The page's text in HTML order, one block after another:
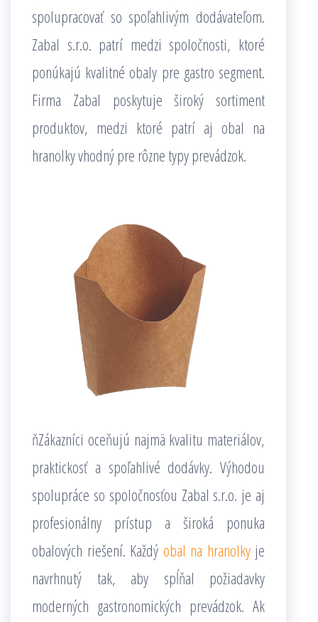
spolupracovať so spoľahlivým dodávateľom.
Zabal s.r.o. patrí medzi spoločnosti, ktoré
ponúkajú kvalitné obaly pre gastro segment.
Firma Zabal poskytuje široký sortiment
produktov, medzi ktoré patrí aj obal na
hranolky vhodný pre rôzne typy prevádzok.
ňZákazníci oceňujú najmä kvalitu materiálov,
praktickosť a spoľahlivé dodávky. Výhodou
spolupráce so spoločnosťou Zabal s.r.o. je aj
profesionálny prístup a široká ponuka
obalových riešení. Každý obal na hranolkyje
navrhnutý tak, aby spĺňal požiadavky
moderných gastronomických prevádzok. Ak